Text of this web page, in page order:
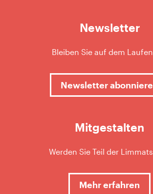
Newsletter
Bleiben Sie auf dem
Newsletter
Mitgestalten
Werden Sie Teil der
Mehr erfahren